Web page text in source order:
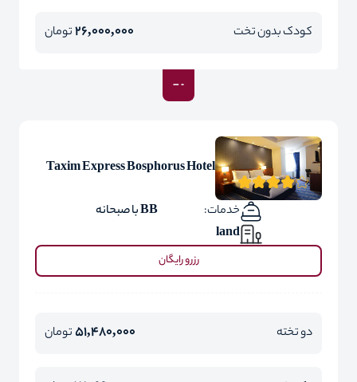
کودک بدون تخت 26,000,000تومان
Taxim Express Bosphorus Hotel
خدمات:
BB با صبحانه
land
رزرو رایگان
دو تخته 51,480,000تومان